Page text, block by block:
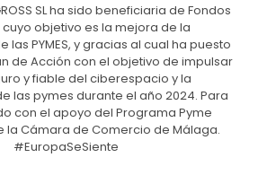
SL ha sido beneficiaria de Fondos
cuyo objetivo es la mejora de la
PYMES, y gracias al cual ha puesto
de Acción con el objetivo de impulsar
y fiable del ciberespacio y la
las pymes durante el año 2024. Para
con el apoyo del Programa Pyme
la Cámara de Comercio de Málaga.
#EuropaSeSiente